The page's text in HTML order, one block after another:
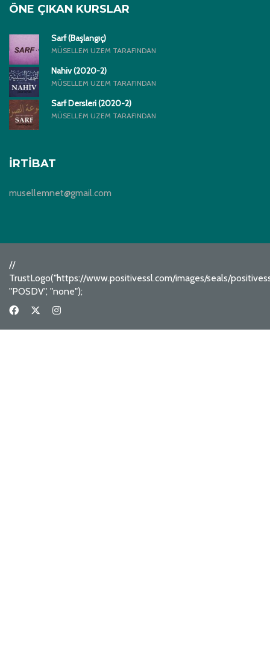
ÖNE ÇIKAN KURSLAR
Sarf (Başlangıç)
MÜSELLEM UZEM TARAFINDAN
Nahiv (2020-2)
MÜSELLEM UZEM TARAFINDAN
Sarf Dersleri (2020-2)
MÜSELLEM UZEM TARAFINDAN
İRTIBAT
musellemnet@gmail.com
//
TrustLogo("https://www.positivessl.com/images/seals/
"POSDV", "none");